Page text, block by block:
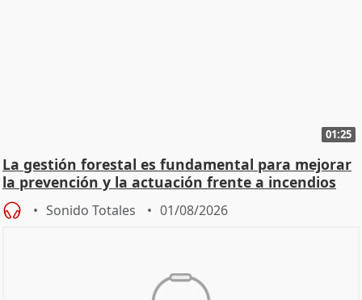
01:25
La gestión forestal es fundamental para mejorar
la prevención y la actuación frente a incendios
Sonido Totales 01/08/2026